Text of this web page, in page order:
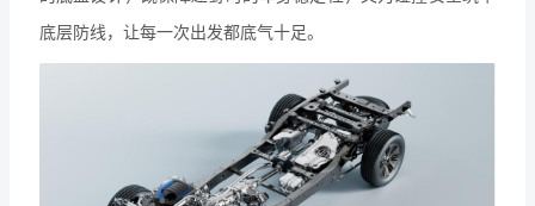
底层防线，让每一次出发都底气十足。